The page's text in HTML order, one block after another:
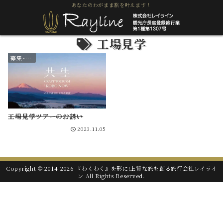
あなたのわがまま旅を叶えます！
工場見学
募集･お知らせ
工場見学ツアーのお誘い
2023.11.05
Copyright © 2014-2026 『わくわく』を形に!上質な旅を創る旅行会社レイライ
ン All Rights Reserved.